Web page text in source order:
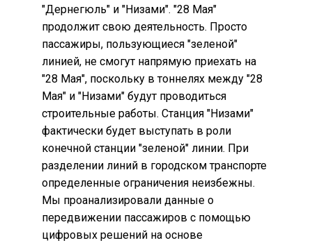
"Дернегюль" и "Низами". "28 Мая"
продолжит свою деятельность. Просто
пассажиры, пользующиеся "зеленой"
линией, не смогут напрямую приехать на
"28 Мая", поскольку в тоннелях между "28
Мая" и "Низами" будут проводиться
строительные работы. Станция "Низами"
фактически будет выступать в роли
конечной станции "зеленой" линии. При
разделении линий в городском транспорте
определенные ограничения неизбежны.
Мы проанализировали данные о
передвижении пассажиров с помощью
цифровых решений на основе